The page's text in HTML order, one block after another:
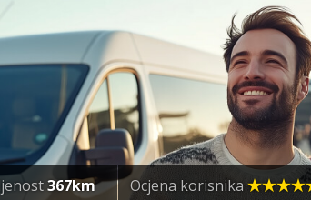
367km Ocjena korisnika